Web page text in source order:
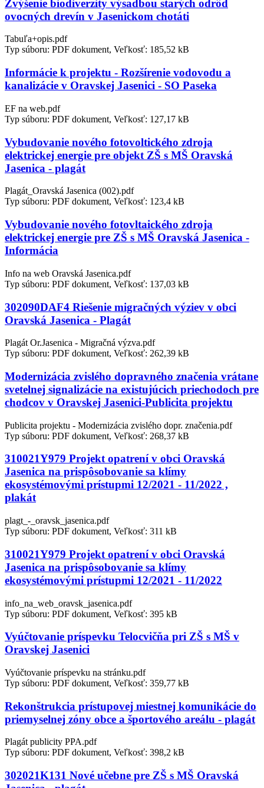
Zvýšenie biodiverzity výsadbou starých odrôd
ovocných drevín v Jasenickom chotáti
Tabuľa+opis.pdf
Typ súboru: PDF dokument, Veľkosť: 185,52 kB
Informácie k projektu - Rozšírenie vodovodu a
kanalizácie v Oravskej Jasenici - SO Paseka
EF na web.pdf
Typ súboru: PDF dokument, Veľkosť: 127,17 kB
Vybudovanie nového fotovoltického zdroja
elektrickej energie pre objekt ZŠ s MŠ Oravská
Jasenica - plagát
Plagát_Oravská Jasenica (002).pdf
Typ súboru: PDF dokument, Veľkosť: 123,4 kB
Vybudovanie nového fotovltaického zdroja
elektrickej energie pre ZŠ s MŠ Oravská Jasenica -
Informácia
Info na web Oravská Jasenica.pdf
Typ súboru: PDF dokument, Veľkosť: 137,03 kB
302090DAF4 Riešenie migračných výziev v obci
Oravská Jasenica - Plagát
Plagát Or.Jasenica - Migračná výzva.pdf
Typ súboru: PDF dokument, Veľkosť: 262,39 kB
Modernizácia zvislého dopravného značenia vrátane
svetelnej signalizácie na existujúcich priechodoch pre
chodcov v Oravskej Jasenici-Publicita projektu
Publicita projektu - Modernizácia zvislého dopr. značenia.pdf
Typ súboru: PDF dokument, Veľkosť: 268,37 kB
310021Y979 Projekt opatrení v obci Oravská
Jasenica na prispôsobovanie sa klímy
ekosystémovými prístupmi 12/2021 - 11/2022 ,
plakát
plagt_-_oravsk_jasenica.pdf
Typ súboru: PDF dokument, Veľkosť: 311 kB
310021Y979 Projekt opatrení v obci Oravská
Jasenica na prispôsobovanie sa klímy
ekosystémovými prístupmi 12/2021 - 11/2022
info_na_web_oravsk_jasenica.pdf
Typ súboru: PDF dokument, Veľkosť: 395 kB
Vyúčtovanie príspevku Telocvičňa pri ZŠ s MŠ v
Oravskej Jasenici
Vyúčtovanie príspevku na stránku.pdf
Typ súboru: PDF dokument, Veľkosť: 359,77 kB
Rekonštrukcia prístupovej miestnej komunikácie do
priemyselnej zóny obce a športového areálu - plagát
Plagát publicity PPA.pdf
Typ súboru: PDF dokument, Veľkosť: 398,2 kB
302021K131 Nové učebne pre ZŠ s MŠ Oravská